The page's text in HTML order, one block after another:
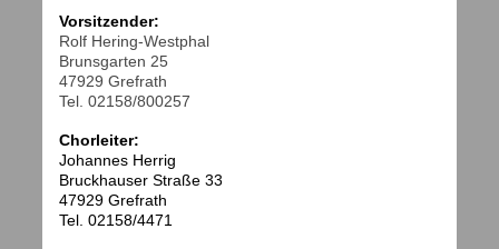
Vorsitzender:
Rolf Hering-Westphal
Brunsgarten 25
47929 Grefrath
Tel. 02158/800257
Chorleiter:
Johannes Herrig
Bruckhauser Straße 33
47929 Grefrath
Tel. 02158/4471